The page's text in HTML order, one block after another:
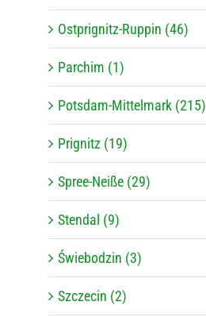
Ostprignitz-Ruppin (46)
Parchim (1)
Potsdam-Mittelmark (215)
Prignitz (19)
Spree-Neiße (29)
Stendal (9)
Świebodzin (3)
Szczecin (2)